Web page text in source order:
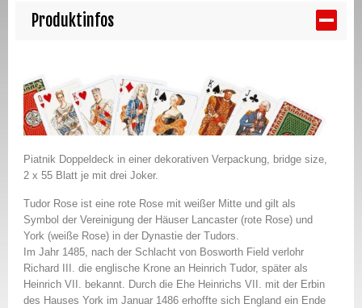
Produktinfos
Piatnik Doppeldeck in einer dekorativen Verpackung, bridge size,
2 x 55 Blatt je mit drei Joker.
Tudor Rose ist eine rote Rose mit weißer Mitte und gilt als
Symbol der Vereinigung der Häuser Lancaster (rote Rose) und
York (weiße Rose) in der Dynastie der Tudors.
Im Jahr 1485, nach der Schlacht von Bosworth Field verlohr
Richard III. die englische Krone an Heinrich Tudor, später als
Heinrich VII. bekannt. Durch die Ehe Heinrichs VII. mit der Erbin
des Hauses York im Januar 1486 erhoffte sich England ein Ende